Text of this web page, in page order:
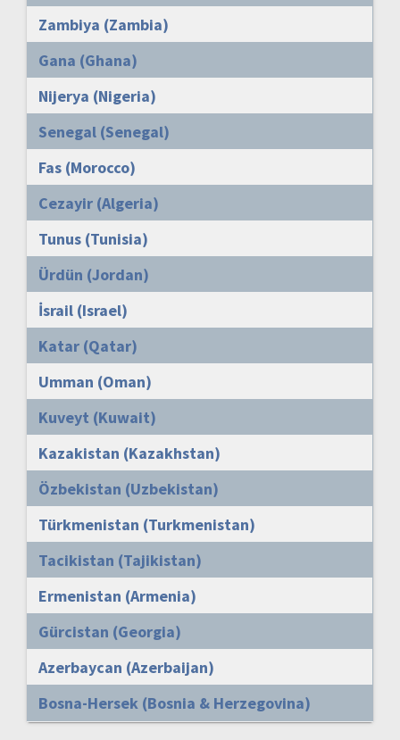
Zambiya (Zambia)
Gana (Ghana)
Nijerya (Nigeria)
Senegal (Senegal)
Fas (Morocco)
Cezayir (Algeria)
Tunus (Tunisia)
Ürdün (Jordan)
İsrail (Israel)
Katar (Qatar)
Umman (Oman)
Kuveyt (Kuwait)
Kazakistan (Kazakhstan)
Özbekistan (Uzbekistan)
Türkmenistan (Turkmenistan)
Tacikistan (Tajikistan)
Ermenistan (Armenia)
Gürcistan (Georgia)
Azerbaycan (Azerbaijan)
Bosna-Hersek (Bosnia & Herzegovina)